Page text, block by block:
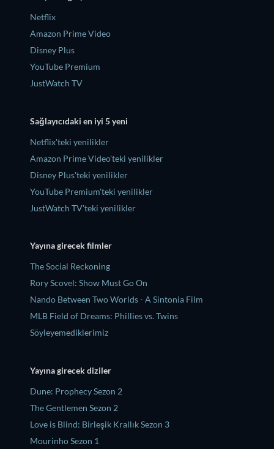
Netflix
Amazon Prime Video
Disney Plus
YouTube Premium
JustWatch TV
Sağlayıcıdaki en iyi 5 yeni
Netflix'teki yenilikler
Amazon Prime Video'teki yenilikler
Disney Plus'teki yenilikler
YouTube Premium'teki yenilikler
JustWatch TV'teki yenilikler
Yayına girecek filmler
The Social Reckoning
Rory Scovel: Show Must Go On
Nando Between Two Worlds - A Sintonia Film
MLB Field of Dreams: Phillies vs. Twins
Söyleyemediklerimiz
Yayına girecek diziler
Dune: Prophecy Sezon 2
The Gentlemen Sezon 2
Love is Blind: Birleşik Krallık Sezon 3
Mourinho Sezon 1